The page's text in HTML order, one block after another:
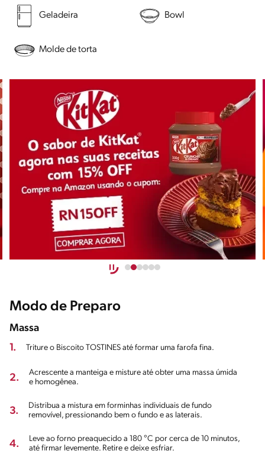
Geladeira Bowl
Molde de torta
Modo de Preparo
Massa
1.
Triture o Biscoito TOSTINES até formar uma farofa fina.
2.
Acrescente a manteiga e misture até obter uma massa úmida
e homogênea.
3.
Distribua a mistura em forminhas individuais de fundo
removível, pressionando bem o fundo e as laterais.
4.
Leve ao forno preaquecido a 180 °C por cerca de 10 minutos,
até firmar levemente. Retire e deixe esfriar.